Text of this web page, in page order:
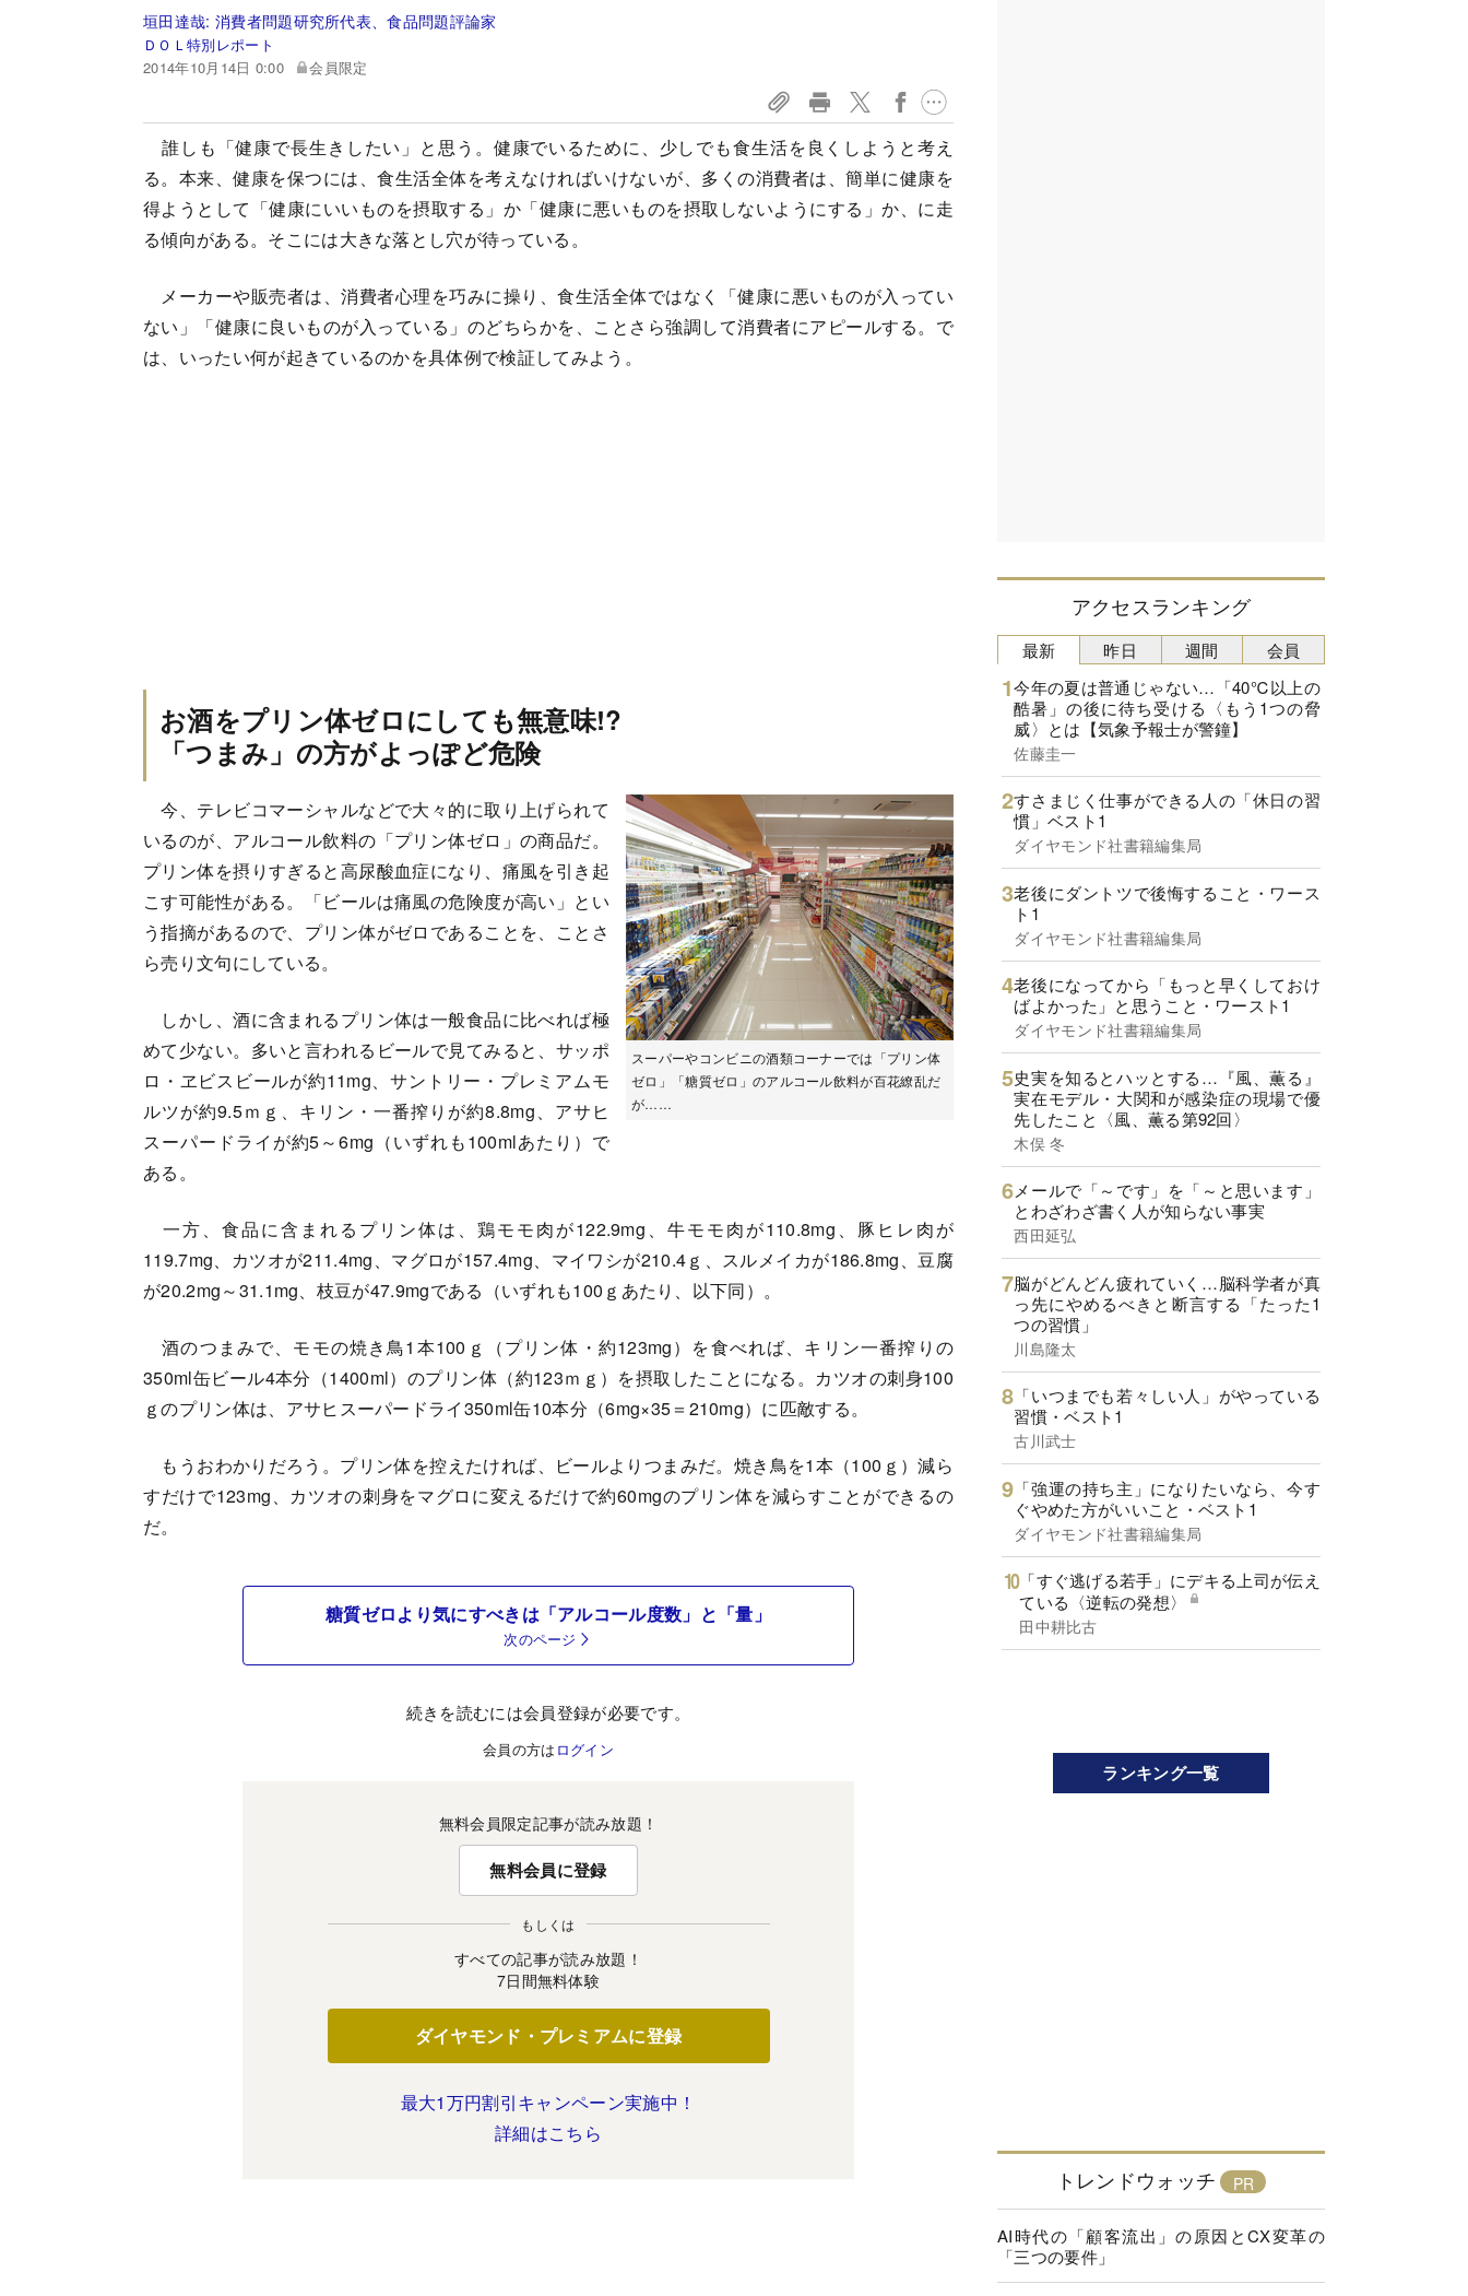
垣田達哉: 消費者問題研究所代表、食品問題評論家
ＤＯＬ特別レポート
2014年10月14日 0:00
会員限定
誰しも「健康で長生きしたい」と思う。健康でいるために、少しでも食生活を良くしようと考え
る。本来、健康を保つには、食生活全体を考えなければいけないが、多くの消費者は、簡単に健康を
得ようとして「健康にいいものを摂取する」か「健康に悪いものを摂取しないようにする」か、に走
る傾向がある。そこには大きな落とし穴が待っている。
メーカーや販売者は、消費者心理を巧みに操り、食生活全体ではなく「健康に悪いものが入ってい
ない」「健康に良いものが入っている」のどちらかを、ことさら強調して消費者にアピールする。で
は、いったい何が起きているのかを具体例で検証してみよう。
お酒をプリン体ゼロにしても無意味!?
「つまみ」の方がよっぽど危険
スーパーやコンビニの酒類コーナーでは「プリン体
ゼロ」「糖質ゼロ」のアルコール飲料が百花繚乱だ
が……
今、テレビコマーシャルなどで大々的に取り上げられて
いるのが、アルコール飲料の「プリン体ゼロ」の商品だ。
プリン体を摂りすぎると高尿酸血症になり、痛風を引き起
こす可能性がある。「ビールは痛風の危険度が高い」とい
う指摘があるので、プリン体がゼロであることを、ことさ
ら売り文句にしている。
しかし、酒に含まれるプリン体は一般食品に比べれば極
めて少ない。多いと言われるビールで見てみると、サッポ
ロ・ヱビスビールが約11mg、サントリー・プレミアムモ
ルツが約9.5ｍｇ、キリン・一番搾りが約8.8mg、アサヒ
スーパードライが約5～6mg（いずれも100mlあたり）で
ある。
一方、食品に含まれるプリン体は、鶏モモ肉が122.9mg、牛モモ肉が110.8mg、豚ヒレ肉が
119.7mg、カツオが211.4mg、マグロが157.4mg、マイワシが210.4ｇ、スルメイカが186.8mg、豆腐
が20.2mg～31.1mg、枝豆が47.9mgである（いずれも100ｇあたり、以下同）。
酒のつまみで、モモの焼き鳥1本100ｇ（プリン体・約123mg）を食べれば、キリン一番搾りの
350ml缶ビール4本分（1400ml）のプリン体（約123ｍｇ）を摂取したことになる。カツオの刺身100
ｇのプリン体は、アサヒスーパードライ350ml缶10本分（6mg×35＝210mg）に匹敵する。
もうおわかりだろう。プリン体を控えたければ、ビールよりつまみだ。焼き鳥を1本（100ｇ）減ら
すだけで123mg、カツオの刺身をマグロに変えるだけで約60mgのプリン体を減らすことができるの
だ。
糖質ゼロより気にすべきは「アルコール度数」と「量」
次のページ
続きを読むには会員登録が必要です。
会員の方は ログイン
無料会員限定記事が読み放題！
無料会員に登録
もしくは
すべての記事が読み放題！
7日間無料体験
ダイヤモンド・プレミアムに登録
最大1万円割引キャンペーン実施中！
詳細はこちら
アクセスランキング
最新
今年の夏は普通じゃない…「40℃以上の
酷暑」の後に待ち受ける〈もう1つの脅
威〉とは【気象予報士が警鐘】
佐藤圭一
すさまじく仕事ができる人の「休日の習
慣」ベスト1
ダイヤモンド社書籍編集局
老後にダントツで後悔すること・ワース
ト1
ダイヤモンド社書籍編集局
老後になってから「もっと早くしておけ
ばよかった」と思うこと・ワースト1
ダイヤモンド社書籍編集局
史実を知るとハッとする…『風、薫る』
実在モデル・大関和が感染症の現場で優
先したこと〈風、薫る第92回〉
木俣 冬
メールで「～です」を「～と思います」
とわざわざ書く人が知らない事実
西田延弘
脳がどんどん疲れていく…脳科学者が真
っ先にやめるべきと断言する「たった1
つの習慣」
川島隆太
「いつまでも若々しい人」がやっている
習慣・ベスト1
古川武士
「強運の持ち主」になりたいなら、今す
ぐやめた方がいいこと・ベスト1
ダイヤモンド社書籍編集局
「すぐ逃げる若手」にデキる上司が伝え
ている〈逆転の発想〉
田中耕比古
昨日 週間 会員
ランキング一覧
トレンドウォッチ
AI時代の「顧客流出」の原因とCX変革の
「三つの要件」